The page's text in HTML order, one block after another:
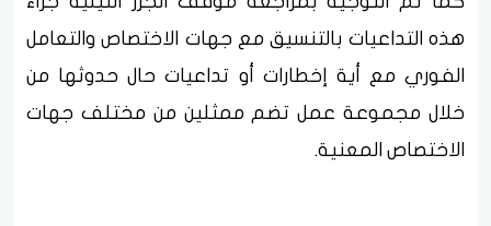
هذه التداعيات بالتنسيق مع جهات الاختصاص والتعامل
الفوري مع أية إخطارات أو تداعيات حال حدوثها من
خلال مجموعة عمل تضم ممثلين من مختلف جهات
الاختصاص المعنية.